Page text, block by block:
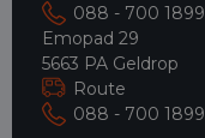
088 - 700 1899
Emopad 29
5663 PA Geldrop
Route
088 - 700 1899